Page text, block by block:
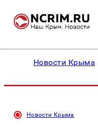
Новости Крыма
Новости Крыма